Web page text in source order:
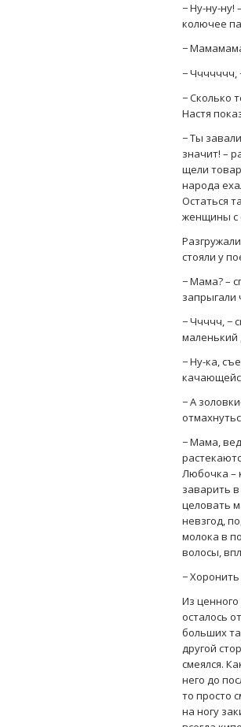
− Ну-ну-ну!
колючее
−
− Ччччччч,
− Сколько
Настя
− Ты
значит! –
щели
народа
Остаться
женщины с
стояли у
− Мама? –
− Ччччч, −
маленький
− Ну-ка,
− А
− Мама,
Любочка –
заварить
целовать
невзгод,
молока в
волосы,
−
Из
осталось
больших
другой
смеялся.
него до
то просто
на ногу